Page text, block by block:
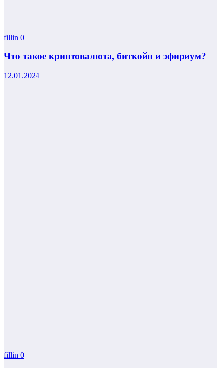
fillin 0
Что такое криптовалюта, биткойн и эфириум?
12.01.2024
fillin 0